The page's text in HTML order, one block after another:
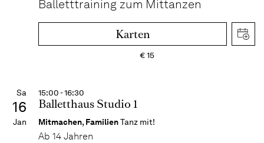
Balletttraining zum Mittanzen
Karten
€15
Sa
16
Jan
15:00 - 16:30
Balletthaus Studio 1
Mitmachen, FamilienTanz mit!
Ab 14 Jahren